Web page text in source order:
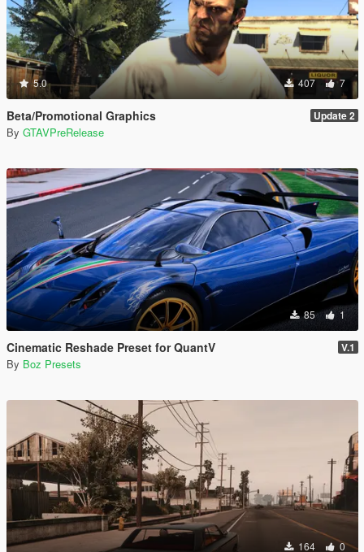
5.0 407 7
Beta/Promotional Graphics Update 2
By GTAVPreRelease
85 1
Cinematic Reshade Preset for QuantV V.1
By Boz Presets
164 0